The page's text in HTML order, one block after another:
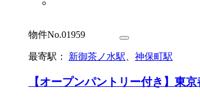
物件No.01959
最寄駅： 新御茶ノ水駅 神保町駅
【オープンパントリー付き】東